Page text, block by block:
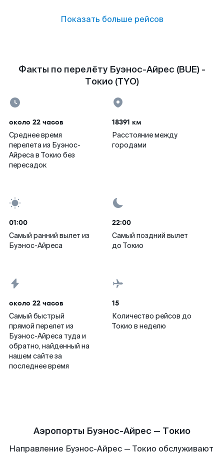
Показать больше рейсов
Факты по перелёту Буэнос-Айрес (BUE) -
Токио (TYO)
около 22 часов
Среднее время
перелета из Буэнос-
Айреса в Токио без
пересадок
18391 км
Расстояние между
городами
01:00
Самый ранний вылет из
Буэнос-Айреса
22:00
Самый поздний вылет
до Токио
около 22 часов
Самый быстрый
прямой перелет из
Буэнос-Айреса туда и
обратно, найденный на
нашем сайте за
последнее время
15
Количество рейсов до
Токио в неделю
Аэропорты Буэнос-Айрес — Токио
Направление Буэнос-Айрес — Токио обслуживают